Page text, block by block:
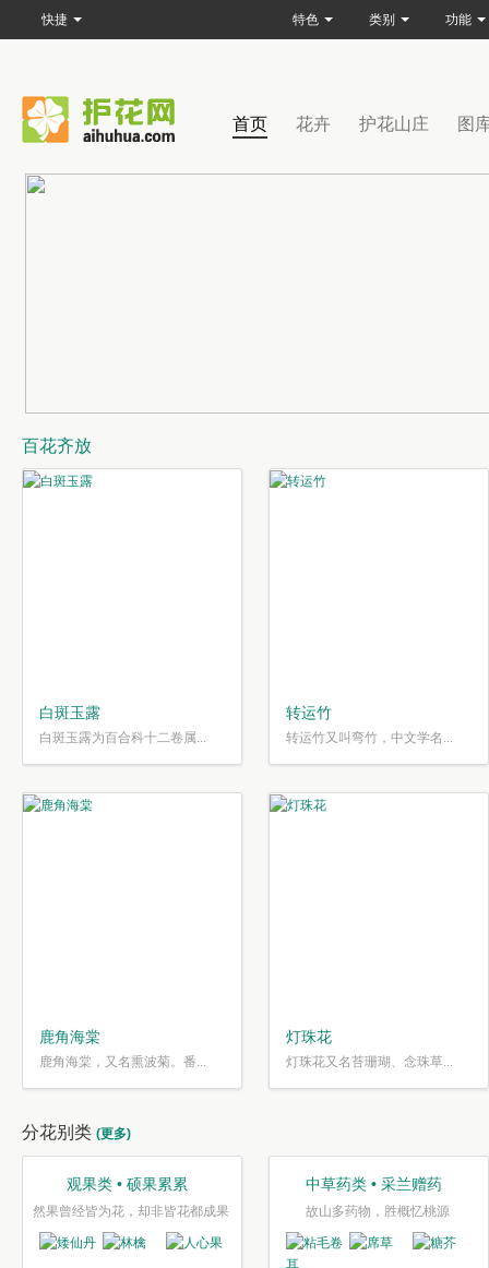
首页 花卉 护花山庄 图
百花齐放
白斑玉露
白斑玉露为百合科十二卷属...
转运竹
转运竹又叫弯竹，中文学名...
鹿角海棠
鹿角海棠，又名熏波菊。番...
灯珠花
灯珠花又名苔珊瑚、念珠草...
分花别类 (更多)
观果类 • 硕果累累
然果曾经皆为花，却非皆花都成果
中草药类 • 采兰赠药
故山多药物，胜概忆桃源
快捷 特色 类别 功能